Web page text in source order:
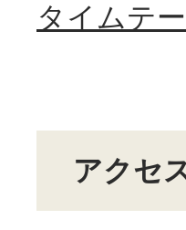
タイムテ
アクセ